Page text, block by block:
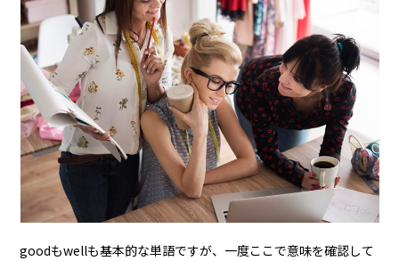
goodもwellも基本的な単語ですが、一度ここで意味を確認して